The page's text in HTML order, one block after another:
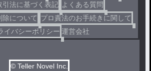
引法に基づく表記 よくある質問
について プロ責法のお手続きに関して
イバシーポリシー 運営会社
© Teller Novel Inc.